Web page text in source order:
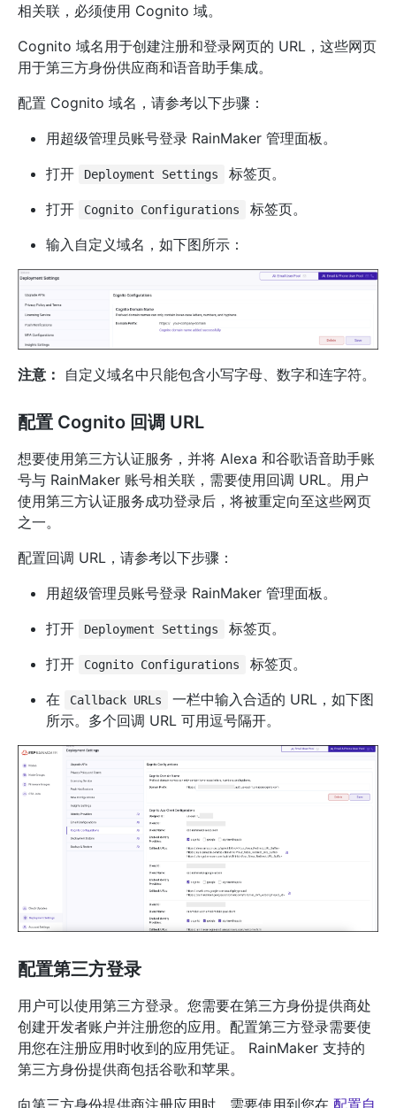
相关联，必须使用 Cognito 域。
Cognito 域名用于创建注册和登录网页的 URL，这些网页
用于第三方身份供应商和语音助手集成。
配置 Cognito 域名，请参考以下步骤：
用超级管理员账号登录 RainMaker 管理面板。
打开
Deployment Settings
标签页。
打开
Cognito Configurations
标签页。
输入自定义域名，如下图所示：
注意： 自定义域名中只能包含小写字母、数字和连字符。
配置 Cognito 回调 URL
想要使用第三方认证服务，并将 Alexa 和谷歌语音助手账
号与 RainMaker 账号相关联，需要使用回调 URL。用户
使用第三方认证服务成功登录后，将被重定向至这些网页
之一。
配置回调 URL，请参考以下步骤：
用超级管理员账号登录 RainMaker 管理面板。
打开
Deployment Settings
标签页。
打开
Cognito Configurations
标签页。
在
Callback URLs
一栏中输入合适的 URL，如下图
所示。多个回调 URL 可用逗号隔开。
配置第三方登录
用户可以使用第三方登录。您需要在第三方身份提供商处
创建开发者账户并注册您的应用。配置第三方登录需要使
用您在注册应用时收到的应用凭证。 RainMaker 支持的
第三方身份提供商包括谷歌和苹果。